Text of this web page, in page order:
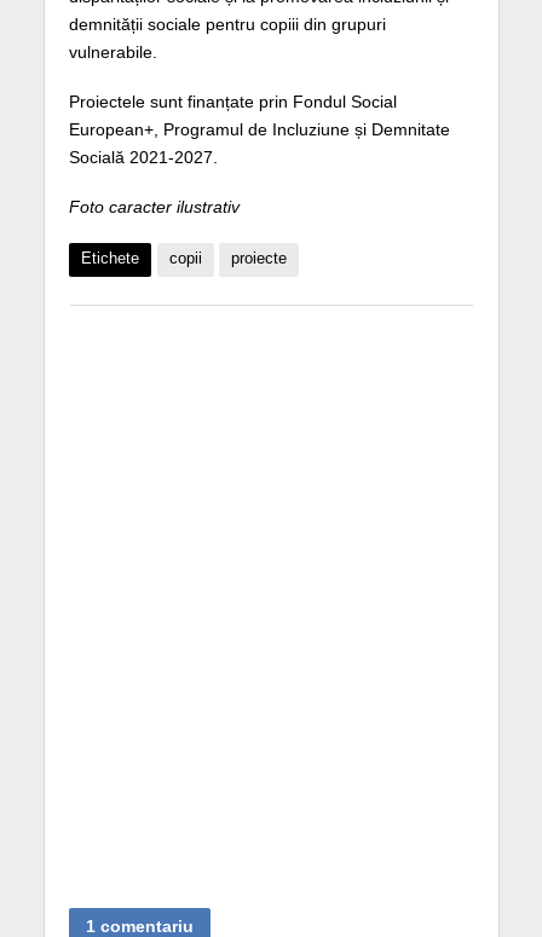
demnității sociale pentru copiii din grupuri
vulnerabile.
Proiectele sunt finanțate prin Fondul Social
European+, Programul de Incluziune și Demnitate
Socială 2021-2027.
Foto caracter ilustrativ
Etichete copii proiecte
1 comentariu